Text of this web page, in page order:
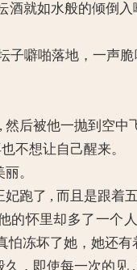
就如水般的倾倒
噼啪落地，一声
被他一抛到空中
不想让自己醒来。
。
了 , 而且是跟着五
怀里却多了一个
冻坏了她，她还有
即使每一次的见 ,